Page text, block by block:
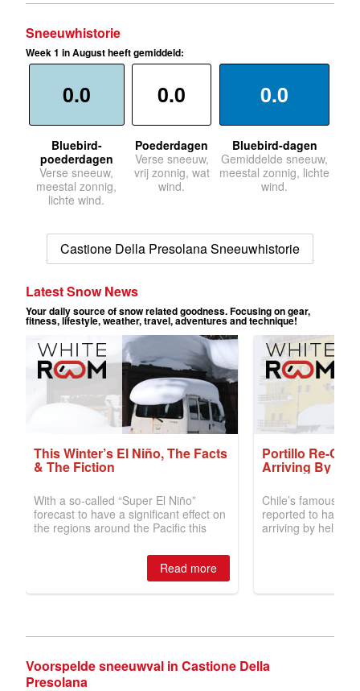
Sneeuwhistorie
Week 1 in August heeft gemiddeld:
0.0
Bluebird-
poederdagen
Verse sneeuw,
meestal zonnig,
lichte wind.
0.0
Poederdagen
Verse sneeuw,
vrij zonnig, wat
wind.
0.0
Bluebird-dagen
Gemiddelde sneeuw,
meestal zonnig, lichte
wind.
Castione Della Presolana Sneeuwhistorie
Voorspelde sneeuwval in Castione Della
Presolana